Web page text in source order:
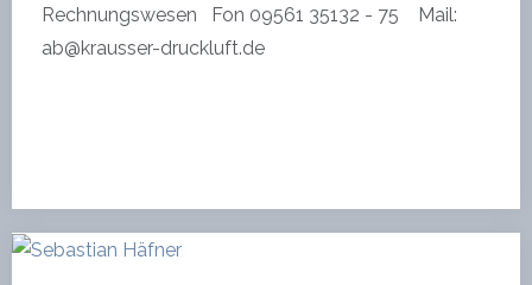
Rechnungswesen Fon 09561 35132 - 75 Mail:
ab@krausser-druckluft.de